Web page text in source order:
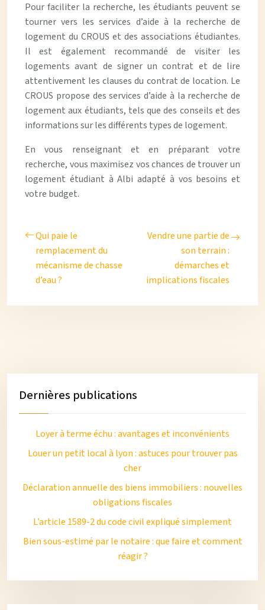
Pour faciliter la recherche, les étudiants peuvent se
tourner vers les services d’aide à la recherche de
logement du CROUS et des associations étudiantes.
Il est également recommandé de visiter les
logements avant de signer un contrat et de lire
attentivement les clauses du contrat de location. Le
CROUS propose des services d’aide à la recherche de
logement aux étudiants, tels que des conseils et des
informations sur les différents types de logement.
En vous renseignant et en préparant votre
recherche, vous maximisez vos chances de trouver un
logement étudiant à Albi adapté à vos besoins et
votre budget.
Qui paie le
remplacement du
mécanisme de chasse
d’eau ?
Vendre une partie de
son terrain :
démarches et
implications fiscales
Dernières publications
Loyer à terme échu : avantages et inconvénients
Louer un petit local à lyon : astuces pour trouver pas
cher
Déclaration annuelle des biens immobiliers : nouvelles
obligations fiscales
L’article 1589-2 du code civil expliqué simplement
Bien sous-estimé par le notaire : que faire et comment
réagir ?